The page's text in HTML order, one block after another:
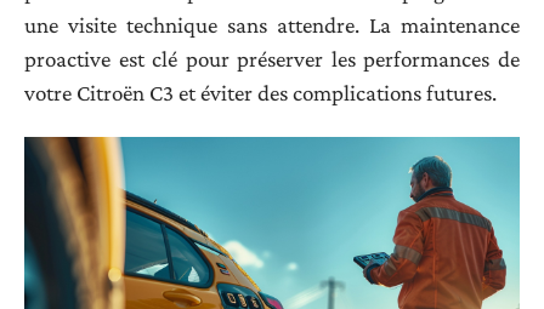
une visite technique sans attendre. La maintenance
proactive est clé pour préserver les performances de
votre Citroën C3 et éviter des complications futures.